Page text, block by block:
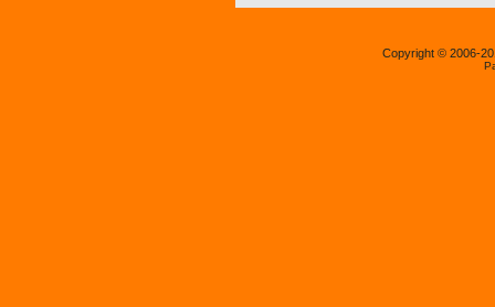
Copyright © 2006-